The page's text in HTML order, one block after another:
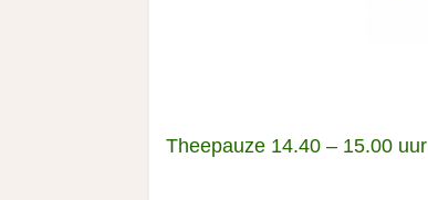
Theepauze 14.40 – 15.00 uur